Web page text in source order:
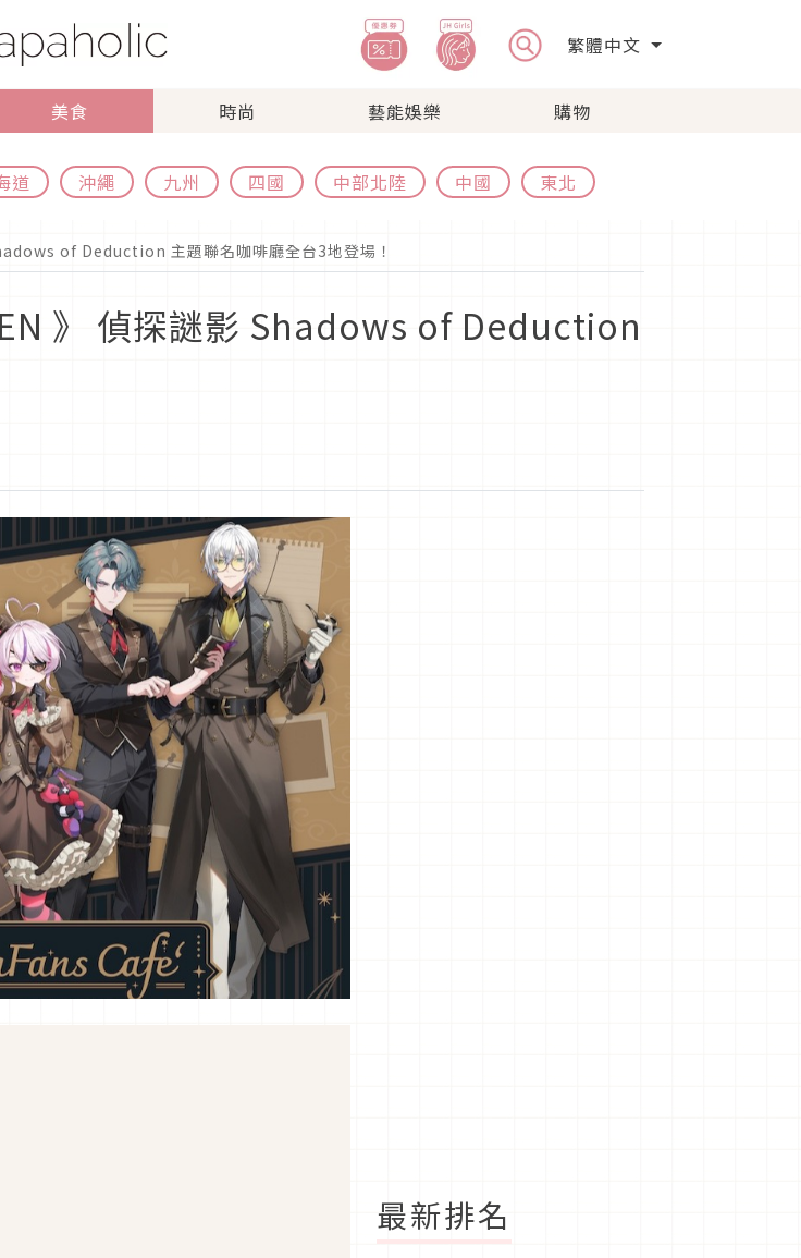
繁體中文
美食 時尚 藝能娛樂 購物
道 沖繩 九州 四國 中部北陸 中國 東北
of Deduction 主題聯名咖啡廳全台3地登場！
EN 》 偵探謎影 Shadows of Deduction
最新排名